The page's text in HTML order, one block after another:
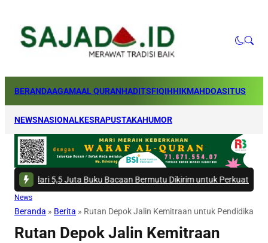
BERANDAAGAMAAL QURANHADITSFIQIHHIKMAHDOASITUS
NEWSNASIONALKESRAPUSTAKAHUMOR
dari 5,5 Juta Buku Bacaan Bermutu Dikirim untuk Perkuat Literasi
News
Beranda » Berita » Rutan Depok Jalin Kemitraan untuk Pendidikan
Rutan Depok Jalin Kemitraan